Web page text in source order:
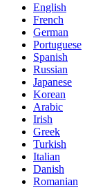
English
French
German
Portuguese
Spanish
Russian
Japanese
Korean
Arabic
Irish
Greek
Turkish
Italian
Danish
Romanian